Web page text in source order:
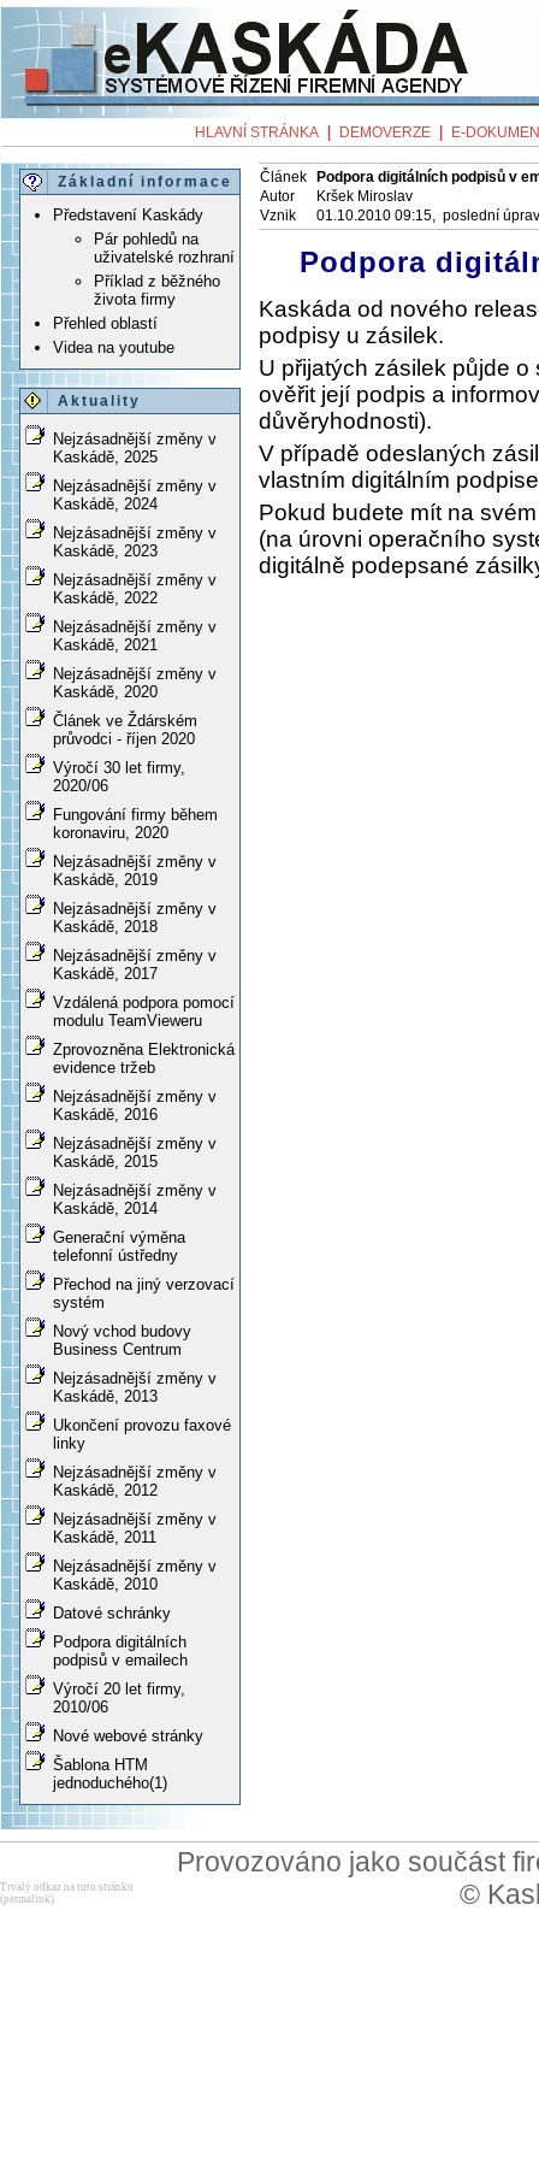
HLAVNÍ STRÁNKA DEMOVERZE E-
Základní informace
Představení Kaskády
Pár pohledů na
uživatelské rozhraní
Příklad z běžného
života firmy
Přehled oblastí
Videa na youtube
Aktuality
Nejzásadnější změny v
Kaskádě, 2025
Nejzásadnější změny v
Kaskádě, 2024
Nejzásadnější změny v
Kaskádě, 2023
Nejzásadnější změny v
Kaskádě, 2022
Nejzásadnější změny v
Kaskádě, 2021
Nejzásadnější změny v
Kaskádě, 2020
Článek ve Ždárském
průvodci - říjen 2020
Výročí 30 let firmy,
2020/06
Fungování firmy během
koronaviru, 2020
Nejzásadnější změny v
Kaskádě, 2019
Nejzásadnější změny v
Kaskádě, 2018
Nejzásadnější změny v
Kaskádě, 2017
Vzdálená podpora pomocí
modulu TeamVieweru
Zprovozněna Elektronická
evidence tržeb
Nejzásadnější změny v
Kaskádě, 2016
Nejzásadnější změny v
Kaskádě, 2015
Nejzásadnější změny v
Kaskádě, 2014
Generační výměna
telefonní ústředny
Přechod na jiný verzovací
systém
Nový vchod budovy
Business Centrum
Nejzásadnější změny v
Kaskádě, 2013
Ukončení provozu faxové
linky
Nejzásadnější změny v
Kaskádě, 2012
Nejzásadnější změny v
Kaskádě, 2011
Nejzásadnější změny v
Kaskádě, 2010
Datové schránky
Podpora digitálních
podpisů v emailech
Výročí 20 let firmy,
2010/06
Nové webové stránky
Šablona HTM
jednoduchého(1)
Článek
Podpora digitálních podpisů v
Autor
Kršek Miroslav
Vznik
01.10.2010 09:15, poslední
Podpora
Kaskáda od nového
podpisy u zásilek.
U přijatých zásilek půjde
ověřit její podpis a
důvěryhodnosti).
V případě odeslaných
vlastním digitálním
Pokud budete mít na
(na úrovni operačního
digitálně podepsané
Provozováno jako součást
©
Trvalý odkaz na tuto stránku
(permalink)